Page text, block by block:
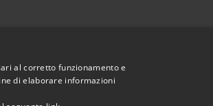
al corretto funzionamento e
di elaborare informazioni